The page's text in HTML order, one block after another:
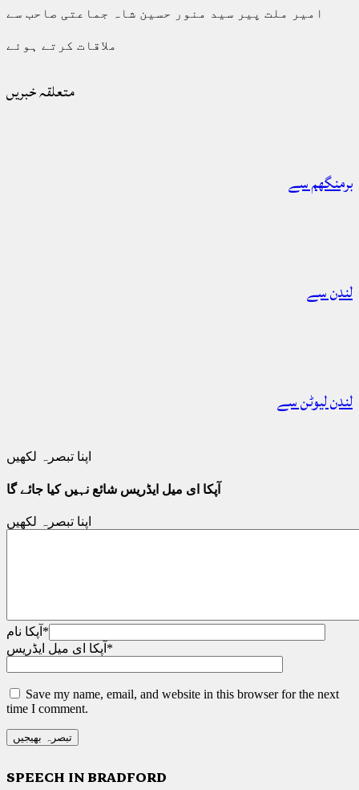
امیر ملت پیر سید منور حسین شاہ جماعتی صاحب سے
ملاقات کرتے ہوئے
متعلقہ خبریں
برمنگھم سے
لندن سے
لندن لیوٹن سے
اپنا تبصرہ لکھیں
آپکا ای میل ایڈریس شائع نہیں کیا جائے گا
اپنا تبصرہ لکھیں
آپکا نام *
آپکا ای میل ایڈریس *
Save my name, email, and website in this browser for the next
time I comment.
SPEECH IN BRADFORD